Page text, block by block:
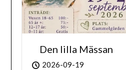
Den lilla Mässan
2026-09-19